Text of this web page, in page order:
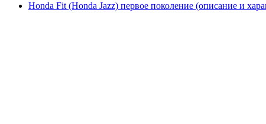
Honda Fit (Honda Jazz) первое поколение (описание и